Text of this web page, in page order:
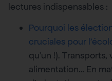
lectures indispensables :
Pourquoi les
cruciales pour
qu’un !).
alimentation… En